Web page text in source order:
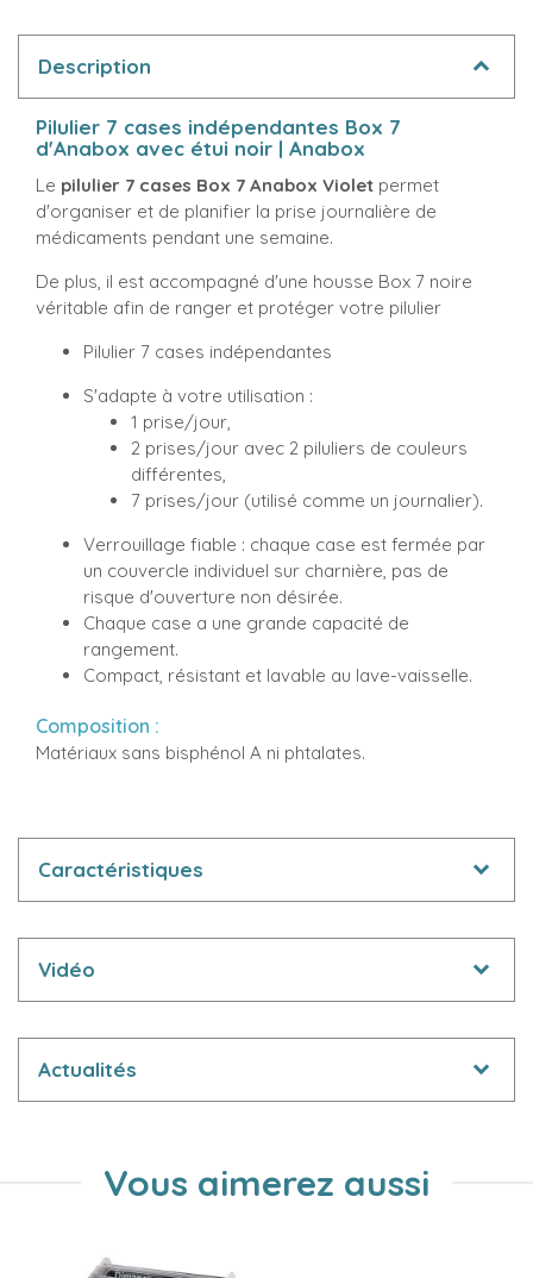
Description
Pilulier 7 cases indépendantes Box 7
d'Anabox avec étui noir | Anabox
Le pilulier 7 cases Box 7 Anabox Violet permet
d'organiser et de planifier la prise journalière de
médicaments pendant une semaine.
De plus, il est accompagné d'une housse Box 7 noire
véritable afin de ranger et protéger votre pilulier
Pilulier 7 cases indépendantes
S'adapte à votre utilisation :
1 prise/jour,
2 prises/jour avec 2 piluliers de couleurs
différentes,
7 prises/jour (utilisé comme un journalier).
Verrouillage fiable : chaque case est fermée par
un couvercle individuel sur charnière, pas de
risque d'ouverture non désirée.
Chaque case a une grande capacité de
rangement.
Compact, résistant et lavable au lave-vaisselle.
Composition :
Matériaux sans bisphénol A ni phtalates.
Caractéristiques
Vidéo
Actualités
Vous aimerez aussi